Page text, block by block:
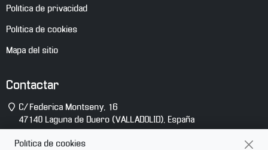
Política de privacidad
Política de cookies
Mapa del sitio
Contactar
Dirección
C/ Federica Montseny, 16
47140 Laguna de Duero (VALLADOLID ), España
Teléfono
(+34) 983 10 14 81
Política de cookies